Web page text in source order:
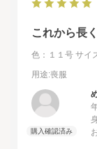
これから長
色：１１号 サイ
用途:喪服